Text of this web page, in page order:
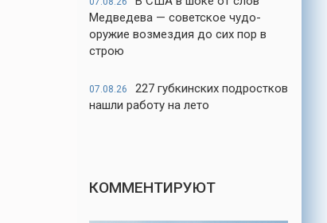
Медведева — советское чудо-
оружие возмездия до сих пор в
строю
07.08.26
227 губкинских подростков
нашли работу на лето
КОММЕНТИРУЮТ